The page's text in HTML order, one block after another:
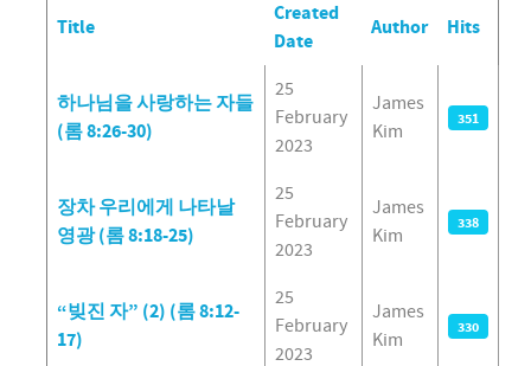
Title
Created
Date
Author Hits
하나님을 사랑하는 자들
(롬 8:26-30)
25
February
2023
James
Kim
351
장차 우리에게 나타날
영광 (롬 8:18-25)
25
February
2023
James
Kim
338
“빚진 자” (2) (롬 8:12-
17)
25
February
2023
James
Kim
330